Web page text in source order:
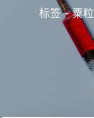
标签 - 粟